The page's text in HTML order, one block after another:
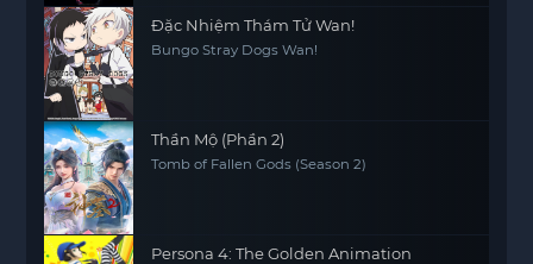
Đặc Nhiệm Thám Tử Wan!
Bungo Stray Dogs Wan!
Thần Mộ (Phần 2)
Tomb of Fallen Gods (Season 2)
Persona 4: The Golden Animation